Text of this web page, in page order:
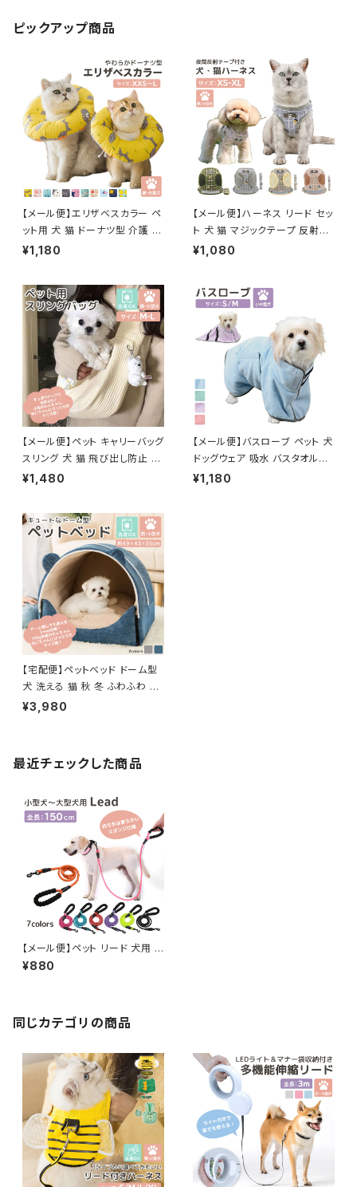
ピックアップ商品
【メール便】エリザベスカラー ペ
ット用 犬 猫 ドーナツ型 介護 ク
ッション ネッカー／pets084
¥1,180
【メール便】ハーネス リード セッ
ト 犬 猫 マジックテープ 反射テ
ープ付き サイズ調整可能／pet
¥1,080
【メール便】ペット キャリーバッグ
スリング 犬 猫 飛び出し防止 抱
っこひも／pets059
¥1,480
【メール便】バスローブ ペット 犬
ドッグウェア 吸水 バスタオル／
pets025
¥1,180
【宅配便】ペットベッド ドーム型
犬 洗える 猫 秋 冬 ふわふわ ／
pets006
¥3,980
最近チェックした商品
【メール便】ペット リード 犬用 カ
ラフル リフレクティブ 持ち手 ス
ポンジ 360度回転／pets003
¥880
同じカテゴリの商品